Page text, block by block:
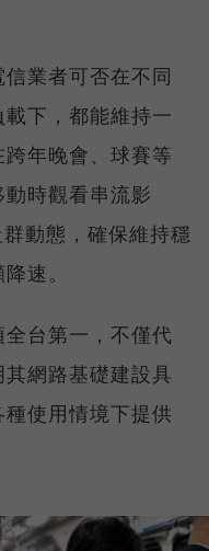
業者可否在不同
下，都能維持一
年晚會、球賽等
時觀看串流影
動態，確保維持穩
速。
台第一，不僅代
網路基礎建設具
使用情境下提供